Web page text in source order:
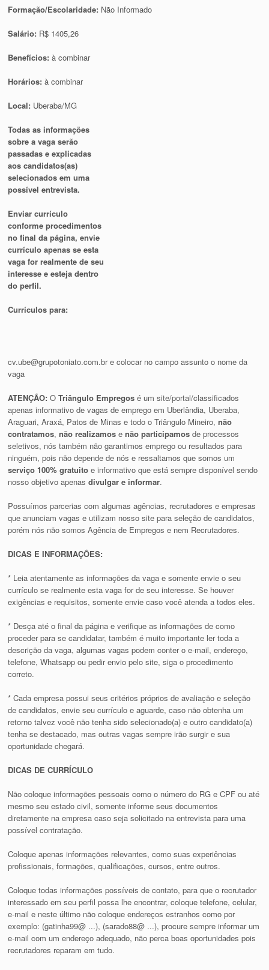
Formação/Escolaridade: Não Informado
Salário: R$ 1405,26
Benefícios:à combinar
Horários:à combinar
Local: Uberaba/MG
Todas as informações
sobre a vaga serão
passadas e explicadas
aos candidatos(as)
selecionados em uma
possível entrevista.
Enviar currículo
conforme procedimentos
no final da página, envie
currículo apenas se esta
vaga for realmente de seu
interesse e esteja dentro
do perfil.
Currículos para:
cv.ube@grupotoniato.com.bre colocar no campo assunto o nome da
vaga
ATENÇÃO: OTriângulo Empregos é um site/portal/classificados
apenas informativo de vagas de emprego em Uberlândia, Uberaba,
Araguari, Araxá, Patos de Minas e todo o Triângulo Mineiro,não
contratamos,não realizamos enão participamos de processos
seletivos, nós também não garantimos emprego ou resultados para
ninguém, pois não depende de nós e ressaltamos que somos um
serviço 100% gratuito e informativo que está sempre disponível sendo
nosso objetivo apenasdivulgar e informar.
Possuímos parcerias com algumas agências, recrutadores e empresas
que anunciam vagas e utilizam nosso site para seleção de candidatos,
porém nós não somos Agência de Empregos e nem Recrutadores.
DICAS E INFORMAÇÕES:
* Leia atentamente as informações da vaga e somente envie o seu
currículo se realmente esta vaga for de seu interesse. Se houver
exigências e requisitos, somente envie caso você atenda a todos eles.
* Desça até o final da página e verifique as informações de como
proceder para se candidatar, também é muito importante ler toda a
descrição da vaga, algumas vagas podem conter o e-mail, endereço,
telefone, Whatsapp ou pedir envio pelo site, siga o procedimento
correto.
* Cada empresa possui seus critérios próprios de avaliação e seleção
de candidatos, envie seu currículo e aguarde, caso não obtenha um
retorno talvez você não tenha sido selecionado(a) e outro candidato(a)
tenha se destacado, mas outras vagas sempre irão surgir e sua
oportunidade chegará.
DICAS DE CURRÍCULO
Não coloque informações pessoais como o número do RG e CPF ou até
mesmo seu estado civil, somente informe seus documentos
diretamente na empresa caso seja solicitado na entrevista para uma
possível contratação.
Coloque apenas informações relevantes, como suas experiências
profissionais, formações, qualificações, cursos, entre outros.
Coloque todas informações possíveis de contato, para que o recrutador
interessado em seu perfil possa lhe encontrar, coloque telefone, celular,
e-mail e neste último não coloque endereços estranhos como por
exemplo: (gatinha99@ ...), (sarado88@ ...), procure sempre informar um
e-mail com um endereço adequado, não perca boas oportunidades pois
recrutadores reparam em tudo.